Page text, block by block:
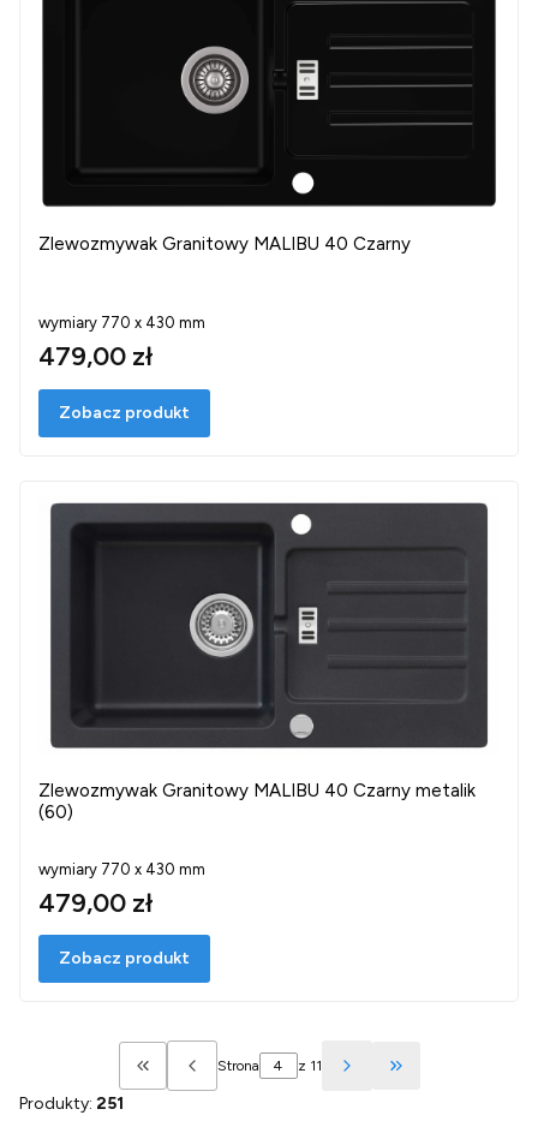
Zlewozmywak Granitowy MALIBU 40 Czarny
wymiary 770 x 430 mm
479,00 zł
Zobacz produkt
Zlewozmywak Granitowy MALIBU 40 Czarny metalik
(60)
wymiary 770 x 430 mm
479,00 zł
Zobacz produkt
Wróć do pierwszej strony z produktami
Strona z 11
Przejdź do
Produkty: 251